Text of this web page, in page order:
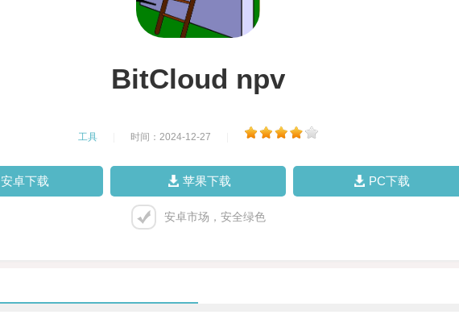
BitCloud npv
工具 时间：2024-12-27
安卓下载 苹果下载 PC下载
安卓市场，安全绿色